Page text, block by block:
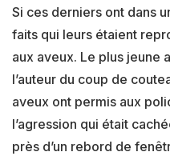
Si ces derniers ont dans
faits qui leurs étaient
aux aveux. Le plus jeune
l’auteur du coup de
aveux ont permis aux
l’agression qui était
près d’un rebord de